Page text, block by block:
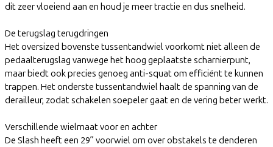
dit zeer vloeiend aan en houd je meer tractie en dus snelheid.
De terugslag terugdringen
Het oversized bovenste tussentandwiel voorkomt niet alleen de
pedaalterugslag vanwege het hoog geplaatste scharnierpunt,
maar biedt ook precies genoeg anti-squat om efficiënt te kunnen
trappen. Het onderste tussentandwiel haalt de spanning van de
derailleur, zodat schakelen soepeler gaat en de vering beter werkt.
Verschillende wielmaat voor en achter
De Slash heeft een 29” voorwiel om over obstakels te denderen